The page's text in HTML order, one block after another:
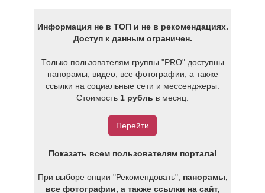
Информация не в ТОП и не в рекомендациях.
Доступ к данным ограничен.
Только пользователям группы "PRO" доступны
панорамы, видео, все фотографии, а также
ссылки на социальные сети и мессенджеры.
Стоимость 1 рубль в месяц.
Перейти
Показать всем пользователям портала!
При выборе опции "Рекомендовать", панорамы,
все фотографии, а также ссылки на сайт,